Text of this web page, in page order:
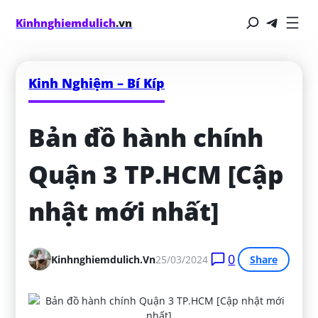
Kinhnghiemdulich.vn
Kinh Nghiệm – Bí Kíp
Bản đồ hành chính
Quận 3 TP.HCM [Cập
nhật mới nhất]
Kinhnghiemdulich.vn25/03/2024 0 Share